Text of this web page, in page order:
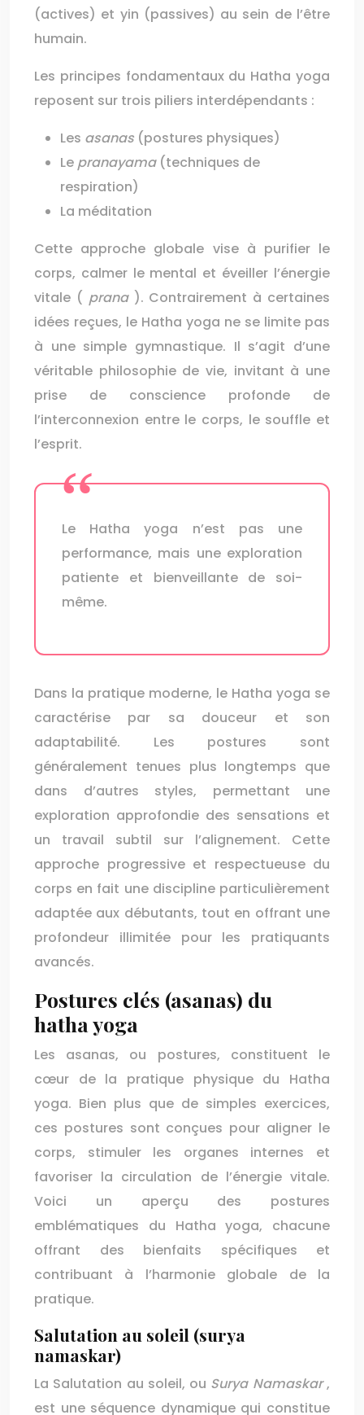
(actives) et yin (passives) au sein de l’être
humain.
Les principes fondamentaux du Hatha yoga
reposent sur trois piliers interdépendants :
Les asanas (postures physiques)
Le pranayama (techniques de
respiration)
La méditation
Cette approche globale vise à purifier le
corps, calmer le mental et éveiller l’énergie
vitale ( prana ). Contrairement à certaines
idées reçues, le Hatha yoga ne se limite pas
à une simple gymnastique. Il s’agit d’une
véritable philosophie de vie, invitant à une
prise de conscience profonde de
l’interconnexion entre le corps, le souffle et
l’esprit.
Le Hatha yoga n’est pas une
performance, mais une exploration
patiente et bienveillante de soi-
même.
Dans la pratique moderne, le Hatha yoga se
caractérise par sa douceur et son
adaptabilité. Les postures sont
généralement tenues plus longtemps que
dans d’autres styles, permettant une
exploration approfondie des sensations et
un travail subtil sur l’alignement. Cette
approche progressive et respectueuse du
corps en fait une discipline particulièrement
adaptée aux débutants, tout en offrant une
profondeur illimitée pour les pratiquants
avancés.
Postures clés (asanas) du
hatha yoga
Les asanas, ou postures, constituent le
cœur de la pratique physique du Hatha
yoga. Bien plus que de simples exercices,
ces postures sont conçues pour aligner le
corps, stimuler les organes internes et
favoriser la circulation de l’énergie vitale.
Voici un aperçu des postures
emblématiques du Hatha yoga, chacune
offrant des bienfaits spécifiques et
contribuant à l’harmonie globale de la
pratique.
Salutation au soleil (surya
namaskar)
La Salutation au soleil, ou Surya Namaskar,
est une séquence dynamique qui constitue